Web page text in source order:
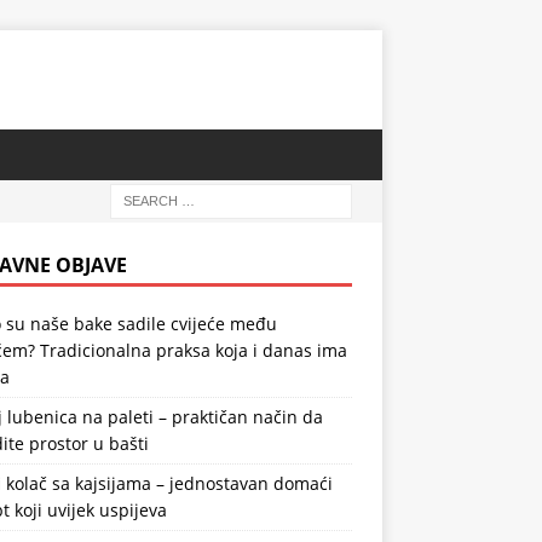
OBJAVE
su naše bake sadile cvijeće među
Tradicionalna praksa koja i danas ima
lubenica na paleti – praktičan način da
prostor u bašti
kolač sa kajsijama – jednostavan domaći
koji uvijek uspijeva